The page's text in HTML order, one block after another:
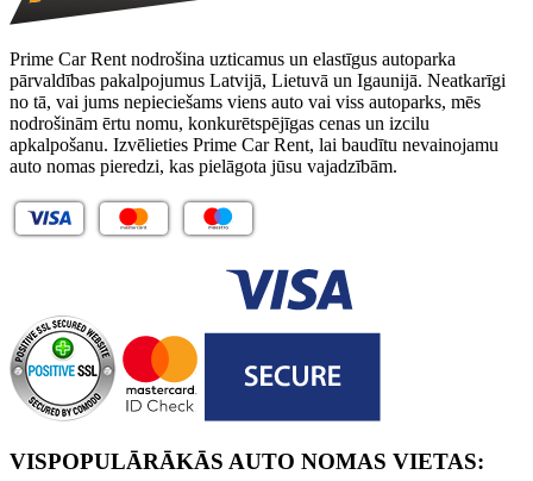
Prime Car Rent nodrošina uzticamus un elastīgus autoparka
pārvaldības pakalpojumus Latvijā, Lietuvā un Igaunijā. Neatkarīgi
no tā, vai jums nepieciešams viens auto vai viss autoparks, mēs
nodrošinām ērtu nomu, konkurētspējīgas cenas un izcilu
apkalpošanu. Izvēlieties Prime Car Rent, lai baudītu nevainojamu
auto nomas pieredzi, kas pielāgota jūsu vajadzībām.
VISPOPULĀRĀKĀS AUTO NOMAS VIETAS: